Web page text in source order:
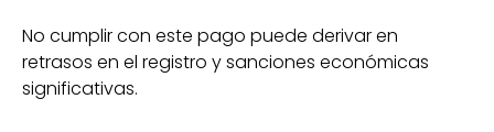
No cumplir con este pago puede derivar en
retrasos en el registro y sanciones económicas
significativas.